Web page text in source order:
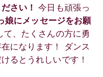
さい！
今日も頑張っ
娘にメッセージをお願
て、たくさんの方に勇
になります！ ダンス
るとうれしいです！